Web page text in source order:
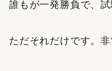
誰もが一発勝負で、
ただそれだけです。